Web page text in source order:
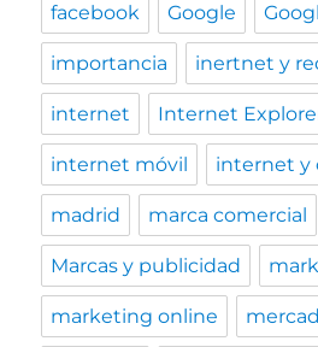
facebook Google
importancia inertnet y
internet Internet
internet móvil internet y
madrid marca comercial
Marcas y publicidad
marketing online